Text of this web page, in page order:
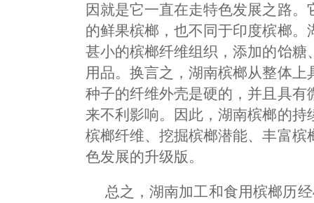
因就是它一直在走特色发展之路
的鲜果槟榔，也不同于印度槟榔
甚小的槟榔纤维组织，添加的饴
用品。换言之，湖南槟榔从整体
种子的纤维外壳是硬的，并且具
来不利影响。因此，湖南槟榔的
槟榔纤维、挖掘槟榔潜能、丰富
色发展的升级版。
总之，湖南加工和食用槟榔历